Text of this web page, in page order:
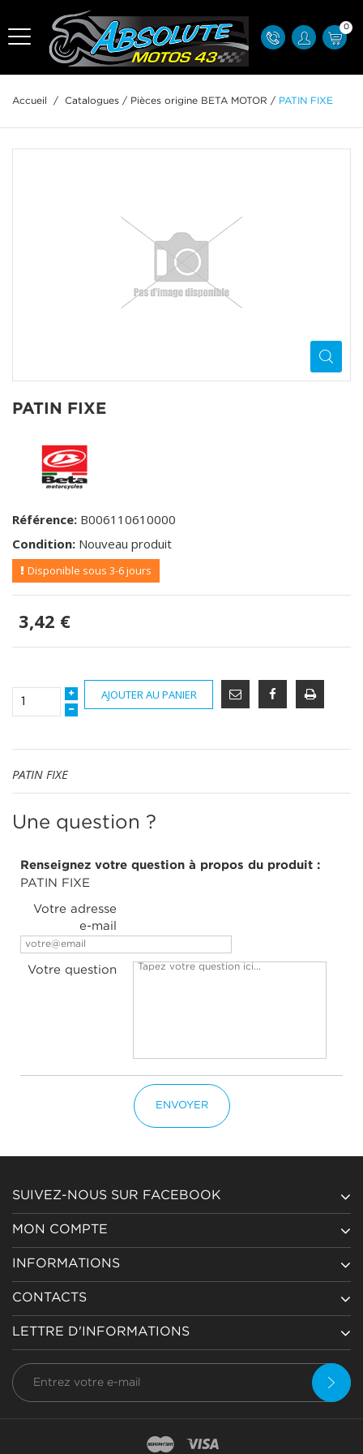
0
Accueil / Catalogues / Pièces origine BETA MOTOR / PATIN FIXE
PATIN FIXE
Référence: B006110610000
Condition: Nouveau produit
Disponible sous 3-6 jours
3,42 €
AJOUTER AU PANIER
PATIN FIXE
Une question ?
Renseignez votre question à propos du produit :
PATIN FIXE
Votre adresse
e-mail
Votre question
ENVOYER
SUIVEZ-NOUS SUR FACEBOOK
MON COMPTE
INFORMATIONS
CONTACTS
LETTRE D'INFORMATIONS